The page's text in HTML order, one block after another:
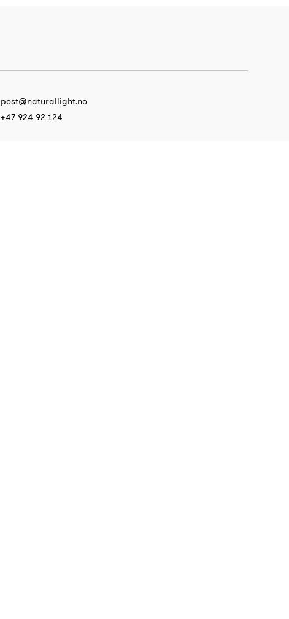
post@naturallight.no
+47 924 92 124